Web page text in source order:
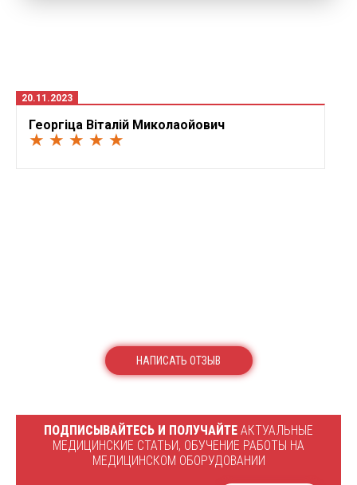
20.11.2023
Георгіца Віталій Миколаойович
★ ★ ★ ★ ★
НАПИСАТЬ ОТЗЫВ
ПОДПИСЫВАЙТЕСЬ И ПОЛУЧАЙТЕ АКТУАЛЬНЫЕ
МЕДИЦИНСКИЕ СТАТЬИ, ОБУЧЕНИЕ РАБОТЫ НА
МЕДИЦИНСКОМ ОБОРУДОВАНИИ